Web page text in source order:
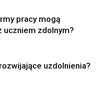
pracy mogą
uczniem zdolnym?
uzdolnienia?